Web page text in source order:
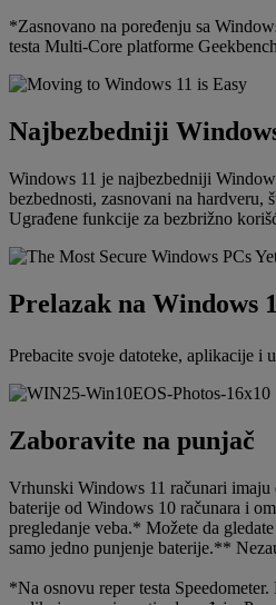
*Zasnovano na poređenju sa
testa Multi-Core platforme
Najbezbedniji
Windows 11 je najbezbedniji
bezbednosti, zasnovani na hardveru,
Ugrađene funkcije za bezbrižno
Prelazak na Windows
Prebacite svoje datoteke, aplikacije i
Zaboravite na punjač
Vrhunski Windows 11 računari imaju
baterije od Windows 10 računara i
pregledanje veba.* Možete da
samo jedno punjenje baterije.**
*Na osnovu reper testa Speedometer.